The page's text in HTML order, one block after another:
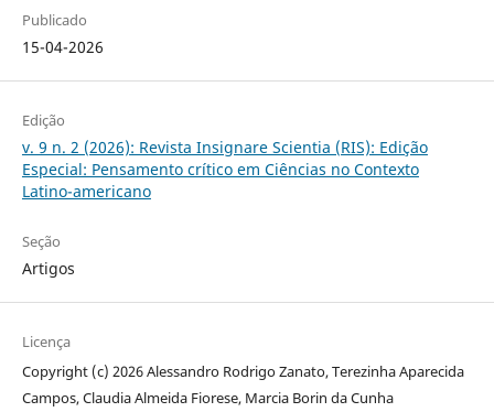
Publicado
15-04-2026
Edição
v. 9 n. 2 (2026): Revista Insignare Scientia (RIS): Edição
Especial: Pensamento crítico em Ciências no Contexto
Latino-americano
Seção
Artigos
Licença
Copyright (c) 2026 Alessandro Rodrigo Zanato, Terezinha Aparecida
Campos, Claudia Almeida Fiorese, Marcia Borin da Cunha